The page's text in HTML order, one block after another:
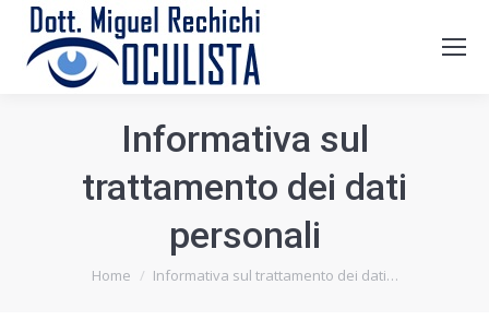
Informativa sul
trattamento dei dati
personali
Tu sei qui:
Home Informativa sul trattamento dei dati…